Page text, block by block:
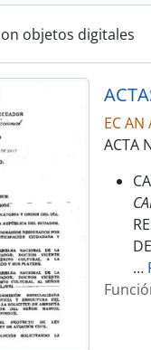
objetos digitales
EC AN
ACTA
…